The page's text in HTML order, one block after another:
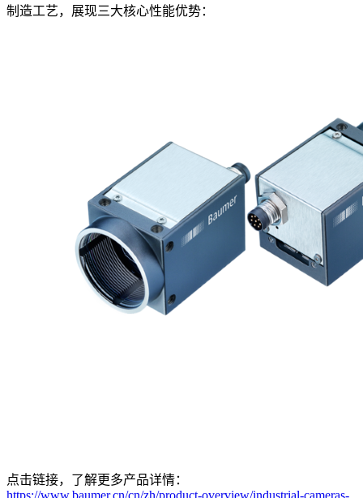
制造工艺，展现三大核心性能优势：
点击链接，了解更多产品详情：
https://www.baumer.cn/cn/zh/product-overview/industrial-cameras-